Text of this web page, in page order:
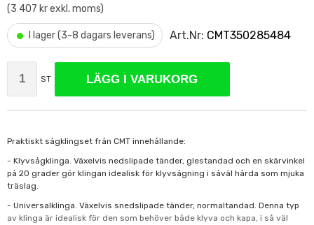
(3 407 kr exkl. moms)
• I lager (3-8 dagars leverans) Art.Nr: CMT350285484
ST LÄGG I VARUKORG
Praktiskt sågklingset från CMT innehållande:
- Klyvsågklinga. Växelvis nedslipade tänder, glestandad och en skärvinkel
på 20 grader gör klingan idealisk för klyvsågning i såväl hårda som mjuka
träslag.
- Universalklinga. Växelvis snedslipade tänder, normaltandad. Denna typ
av klinga är idealisk för den som behöver både klyva och kapa, i så väl